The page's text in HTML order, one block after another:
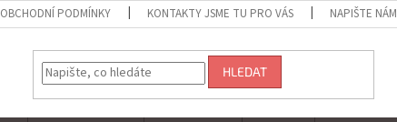
OBCHODNÍ PODMÍNKY KONTAKTY JSME TU PRO VÁS NAPIŠTE NÁM
HLEDAT